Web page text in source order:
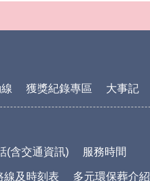
獲獎紀錄專區 大事記
(含交通資訊) 服務時間
線及時刻表 多元環保葬介紹